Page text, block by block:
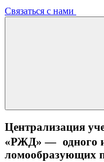
Связаться с нами
Централизация
«РЖД» — одного
ломообразующих